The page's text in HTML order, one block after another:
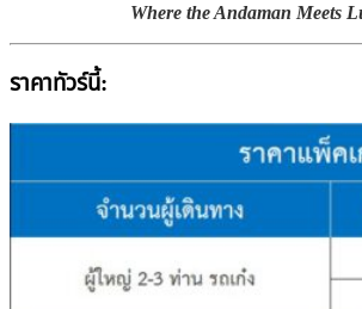
Where the Andaman Meets
ราคาทัวร์นี้: